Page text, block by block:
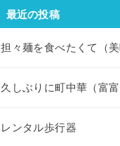
最近の投稿
担々麺を食べたくて（
久しぶりに町中華（富富
レンタル歩行器